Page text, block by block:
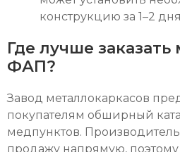
конструкцию за 1–2
Где лучше
ФАП?
Завод металлокаркасов
покупателям обширный
медпунктов.
продажу напрямую,